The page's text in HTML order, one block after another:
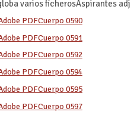
Aspirantes
Cuerpo 0590
Cuerpo 0591
Cuerpo 0592
Cuerpo 0594
Cuerpo 0595
Cuerpo 0597